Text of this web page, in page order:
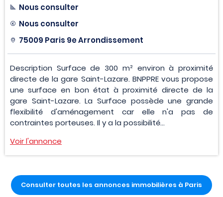
Nous consulter
Nous consulter
75009 Paris 9e Arrondissement
Description Surface de 300 m² environ à proximité
directe de la gare Saint-Lazare. BNPPRE vous propose
une surface en bon état à proximité directe de la
gare Saint-Lazare. La Surface possède une grande
flexibilité d'aménagement car elle n'a pas de
contraintes porteuses. Il y a la possibilité...
Voir l'annonce
Consulter toutes les annonces immobilières à Paris